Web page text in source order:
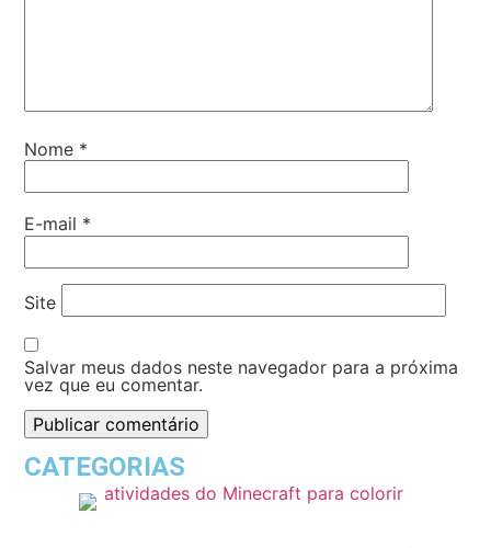
Nome *
E-mail *
Site
Salvar meus dados neste navegador para a próxima
vez que eu comentar.
CATEGORIAS